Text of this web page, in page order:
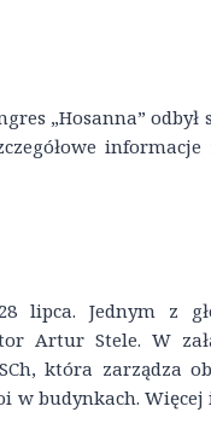
„Hosanna” odbył
lipca. Jednym z
Artur Stele. W
która zarządza
w budynkach.